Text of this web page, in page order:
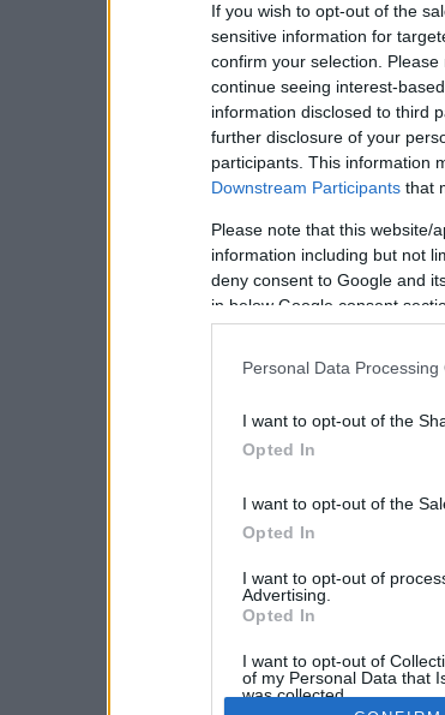
If you wish to opt-out of the
sensitive information for
confirm your selection.
continue seeing interest-
information disclosed to third
further disclosure of your
participants. This information
Downstream Participants that
Please note that this website/
information including but not
deny consent to Google and
in below Google consent
Personal Data Processing
I want to opt-out of the
Opted In
I want to opt-out of the
Opted In
I want to opt-out of
Advertising.
Opted In
I want to opt-out of
of my Personal Data that
was collected.